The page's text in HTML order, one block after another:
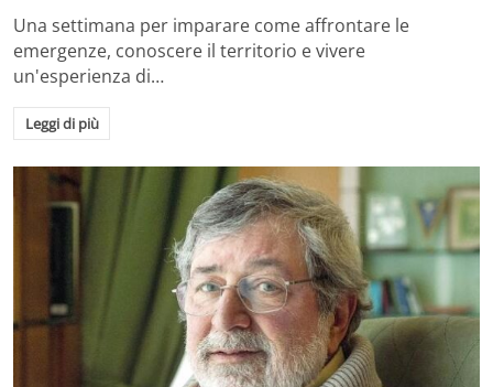
Una settimana per imparare come affrontare le
emergenze, conoscere il territorio e vivere
un'esperienza di…
Leggi di più